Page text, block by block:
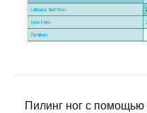
Пилинг ног с помощью